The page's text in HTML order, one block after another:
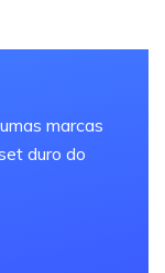
marcas
duro do